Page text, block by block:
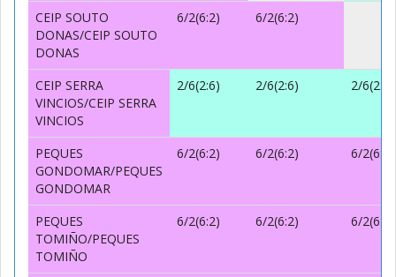
CEIP SOUTO
DONAS/CEIP SOUTO
DONAS
6/2(6:2) 6/2(6:2)
CEIP SERRA
VINCIOS/CEIP SERRA
VINCIOS
2/6(2:6) 2/6(2:6) 2/6(2:6)
PEQUES
GONDOMAR/PEQUES
GONDOMAR
6/2(6:2) 6/2(6:2) 6/2(6:2)
PEQUES
TOMIÑO/PEQUES
TOMIÑO
6/2(6:2) 6/2(6:2) 6/2(6:2)